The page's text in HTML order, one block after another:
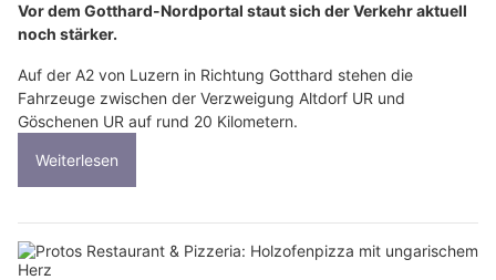
Vor dem Gotthard-Nordportal staut sich der Verkehr aktuell
noch stärker.
Auf der A2 von Luzern in Richtung Gotthard stehen die
Fahrzeuge zwischen der Verzweigung Altdorf UR und
Göschenen UR auf rund 20 Kilometern.
Weiterlesen